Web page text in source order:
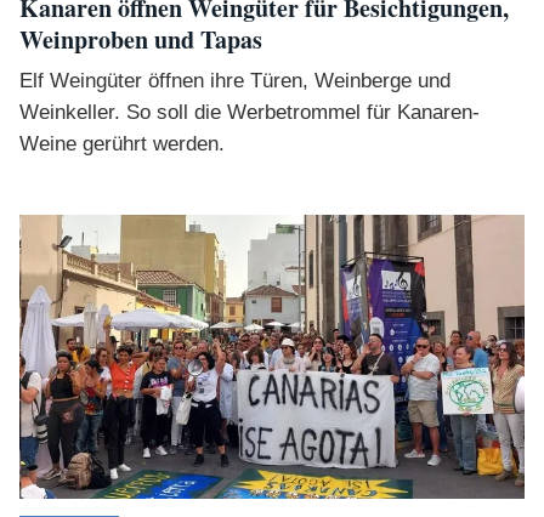
Kanaren öffnen Weingüter für Besichtigungen,
Weinproben und Tapas
Elf Weingüter öffnen ihre Türen, Weinberge und
Weinkeller. So soll die Werbetrommel für Kanaren-
Weine gerührt werden.